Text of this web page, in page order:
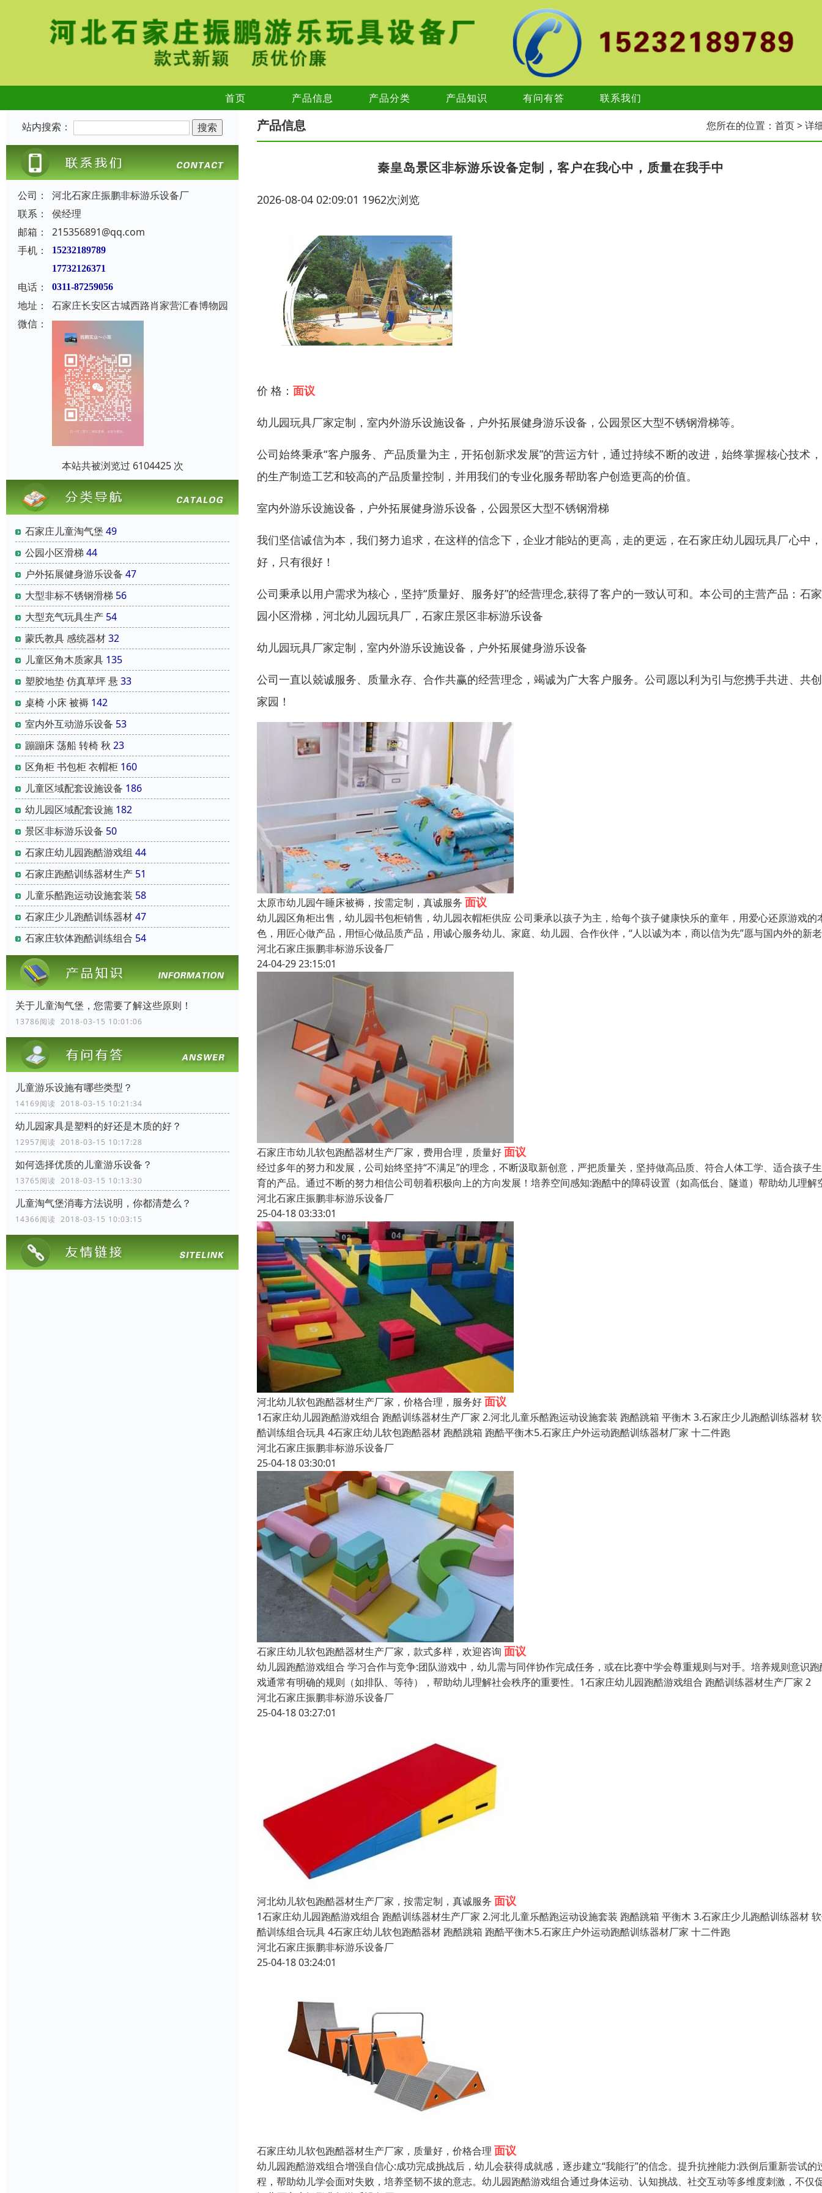
首页 产品信息 产品分类 产品知识 有问有答 联系我们
站内搜索：
公司：
河北石家庄振鹏非标游乐设备厂
联系：
侯经理
邮箱：
215356891@qq.com
手机：
15232189789
17732126371
电话： 0311-87259056
地址：
石家庄长安区古城西路肖家营汇春博物园
微信：
本站共被浏览过 6104425 次
石家庄儿童淘气堡 49
公园小区滑梯 44
户外拓展健身游乐设备 47
大型非标不锈钢滑梯 56
大型充气玩具生产 54
蒙氏教具 感统器材32
儿童区角木质家具 135
塑胶地垫 仿真草坪 悬33
桌椅 小床 被褥 142
室内外互动游乐设备 53
蹦蹦床 荡船 转椅 秋 23
区角柜 书包柜 衣帽柜 160
儿童区域配套设施设备 186
幼儿园区域配套设施 182
景区非标游乐设备 50
石家庄幼儿园跑酷游戏组 44
石家庄跑酷训练器材生产 51
儿童乐酷跑运动设施套装 58
石家庄少儿跑酷训练器材47
石家庄软体跑酷训练组合 54
关于儿童淘气堡，您需要了解这些原则！
13786阅读 2018-03-15 10:01:06
儿童游乐设施有哪些类型？
14169阅读 2018-03-15 10:21:34
幼儿园家具是塑料的好还是木质的好？
12957阅读 2018-03-15 10:17:28
如何选择优质的儿童游乐设备？
13765阅读 2018-03-15 10:13:30
儿童淘气堡消毒方法说明，你都清楚么？
14366阅读 2018-03-15 10:03:15
产品信息 您所在的位置： 首页> 详
秦皇岛景区非标游乐设备定制，客户在我心中，质量在我手中
2026-08-04 02:09:01 1962次浏览
价 格： 面议
幼儿园玩具厂家定制，室内外游乐设施设备，户外拓展健身游乐设备，公园景区大型不锈钢滑梯等。
公司始终秉承“客户服务、产品质量为主，开拓创新求发展”的营运方针，通过持续不断的改进，始终掌握核心技术
的生产制造工艺和较高的产品质量控制，并用我们的专业化服务帮助客户创造更高的价值。
室内外游乐设施设备，户外拓展健身游乐设备，公园景区大型不锈钢滑梯
我们坚信诚信为本，我们努力追求，在这样的信念下，企业才能站的更高，走的更远，在石家庄幼儿园玩具厂心中
好，只有很好！
公司秉承以用户需求为核心，坚持“质量好、服务好”的经营理念,获得了客户的一致认可和。本公司的主营产品：石
园小区滑梯，河北幼儿园玩具厂，石家庄景区非标游乐设备
幼儿园玩具厂家定制，室内外游乐设施设备，户外拓展健身游乐设备
公司一直以兢诚服务、质量永存、合作共赢的经营理念，竭诚为广大客户服务。公司愿以利为引与您携手共进、共
家园！
太原市幼儿园午睡床被褥，按需定制，真诚服务 面议
幼儿园区角柜出售，幼儿园书包柜销售，幼儿园衣帽柜供应 公司秉承以孩子为主，给每个孩子健康快乐的童年，用爱心还原游戏的
色，用匠心做产品，用恒心做品质产品，用诚心服务幼儿、家庭、幼儿园、合作伙伴，“人以诚为本，商以信为先”愿与国内外的新
河北石家庄振鹏非标游乐设备厂
24-04-29 23:15:01
石家庄市幼儿软包跑酷器材生产厂家，费用合理，质量好面议
经过多年的努力和发展，公司始终坚持“不满足”的理念，不断汲取新创意，严把质量关，坚持做高品质、符合人体工学、适合孩子
育的产品。通过不断的努力相信公司朝着积极向上的方向发展！培养空间感知:跑酷中的障碍设置（如高低台、隧道）帮助幼儿理解
河北石家庄振鹏非标游乐设备厂
25-04-18 03:33:01
河北幼儿软包跑酷器材生产厂家，价格合理，服务好面议
1石家庄幼儿园跑酷游戏组合 跑酷训练器材生产厂家 2.河北儿童乐酷跑运动设施套装 跑酷跳箱 平衡木 3.石家庄少儿跑酷训练器材
酷训练组合玩具 4石家庄幼儿软包跑酷器材 跑酷跳箱 跑酷平衡木5.石家庄户外运动跑酷训练器材厂家 十二件跑
河北石家庄振鹏非标游乐设备厂
25-04-18 03:30:01
石家庄幼儿软包跑酷器材生产厂家，款式多样，欢迎咨询 面议
幼儿园跑酷游戏组合 学习合作与竞争:团队游戏中，幼儿需与同伴协作完成任务，或在比赛中学会尊重规则与对手。培养规则意识
戏通常有明确的规则（如排队、等待），帮助幼儿理解社会秩序的重要性。1石家庄幼儿园跑酷游戏组合 跑酷训练器材生产厂家 2
河北石家庄振鹏非标游乐设备厂
25-04-18 03:27:01
河北幼儿软包跑酷器材生产厂家，按需定制，真诚服务 面议
1石家庄幼儿园跑酷游戏组合 跑酷训练器材生产厂家 2.河北儿童乐酷跑运动设施套装 跑酷跳箱 平衡木 3.石家庄少儿跑酷训练器材
酷训练组合玩具 4石家庄幼儿软包跑酷器材 跑酷跳箱 跑酷平衡木5.石家庄户外运动跑酷训练器材厂家 十二件跑
河北石家庄振鹏非标游乐设备厂
25-04-18 03:24:01
石家庄幼儿软包跑酷器材生产厂家，质量好，价格合理 面议
幼儿园跑酷游戏组合增强自信心:成功完成挑战后，幼儿会获得成就感，逐步建立“我能行”的信念。提升抗挫能力:跌倒后重新尝试的
程，帮助幼儿学会面对失败，培养坚韧不拔的意志。幼儿园跑酷游戏组合通过身体运动、认知挑战、社交互动等多维度刺激，不仅